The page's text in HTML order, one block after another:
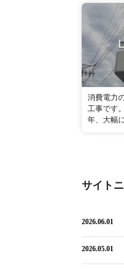
消費電力
工事です
年、大幅
サイト
2026.06.01
2026.05.01